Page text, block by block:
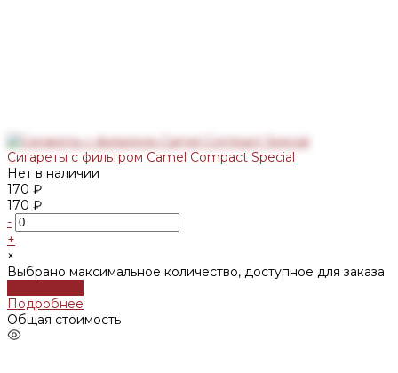
Сигареты с фильтром Camel Compact Special
Нет в наличии
170 ₽
170 ₽
-
+
×
Выбрано максимальное количество, доступное для заказа
Подробнее
Общая стоимость